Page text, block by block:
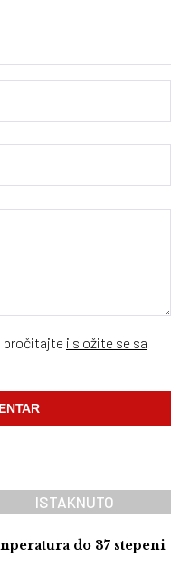
pročitajte i složite se sa
ISTAKNUTO
do 37 stepeni